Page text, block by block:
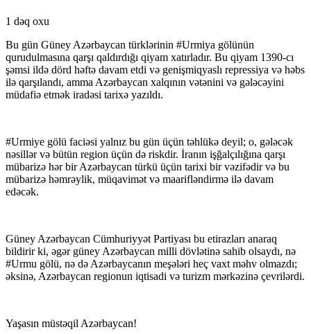
1 dəq oxu
Bu gün Güney Azərbaycan türklərinin #Urmiya gölünün
qurudulmasına qarşı qaldırdığı qiyam xatırladır. Bu qiyam 1390-cı
şəmsi ildə dörd həftə davam etdi və genişmiqyaslı repressiya və həbs
ilə qarşılandı, amma Azərbaycan xalqının vətənini və gələcəyini
müdafiə etmək iradəsi tarixə yazıldı.
#Urmiye gölü faciəsi yalnız bu gün üçün təhlükə deyil; o, gələcək
nəsillər və bütün region üçün də riskdir. İranın işğalçılığına qarşı
mübarizə hər bir Azərbaycan türkü üçün tarixi bir vəzifədir və bu
mübarizə həmrəylik, müqavimət və maarifləndirmə ilə davam
edəcək.
Güney Azərbaycan Cümhuriyyət Partiyası bu etirazları anaraq
bildirir ki, əgər güney Azərbaycan milli dövlətinə sahib olsaydı, nə
#Urmu gölü, nə də Azərbaycanın meşələri heç vaxt məhv olmazdı;
əksinə, Azərbaycan regionun iqtisadi və turizm mərkəzinə çevrilərdi.
Yaşasın müstəqil Azərbaycan!